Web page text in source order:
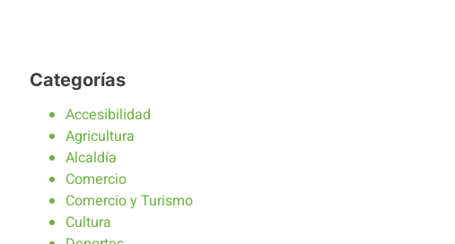
Categorías
Accesibilidad
Agricultura
Alcaldía
Comercio
Comercio y Turismo
Cultura